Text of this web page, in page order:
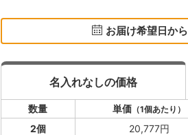
お届け希望日か
名入れなしの価格
数量 単価 （1個あたり）
2個 20,777円